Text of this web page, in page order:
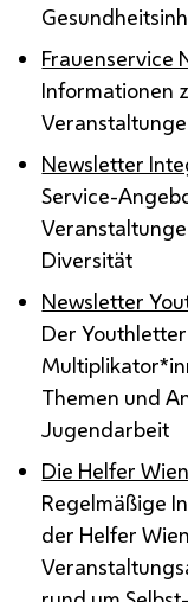
Frauenservice
Informationen
Newsletter
Service-
Diversität
Newsletter
DerYouthletter
Themen und
Jugendarbeit
Die Helfer
Regelmäßige
der Helfer